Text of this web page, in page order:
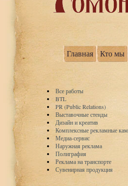
Главная Кто мы
Все работы
BTL
PR (Public Relations)
Выставочные стенды
Дизайн и креатив
Комплексные рекламные
Медиа-сервис
Наружная реклама
Полиграфия
Реклама на транспорте
Сувенирная продукция